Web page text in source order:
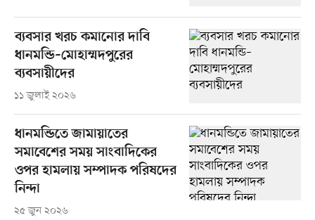
ব্যবসার খরচ কমানোর দাবি
ধানমন্ডি–মোহাম্মদপুরের
ব্যবসায়ীদের
১১ জুলাই ২০২৬
ধানমন্ডিতে জামায়াতের
সমাবেশের সময় সাংবাদিকের
ওপর হামলায় সম্পাদক পরিষদের
নিন্দা
২৫ জুন ২০২৬